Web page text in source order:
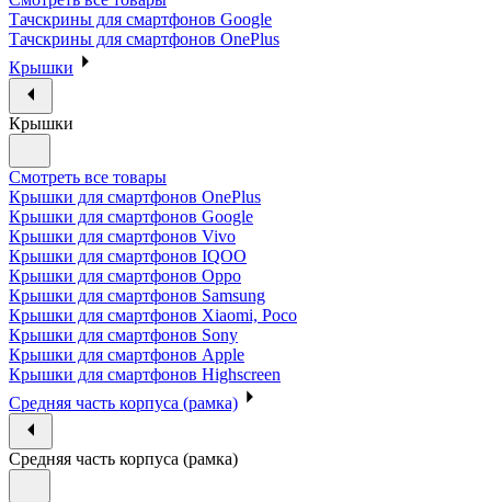
Тачскрины для смартфонов Google
Тачскрины для смартфонов OnePlus
Крышки
Крышки
Смотреть все товары
Крышки для смартфонов OnePlus
Крышки для смартфонов Google
Крышки для смартфонов Vivo
Крышки для смартфонов IQOO
Крышки для смартфонов Oppo
Крышки для смартфонов Samsung
Крышки для смартфонов Xiaomi, Poco
Крышки для смартфонов Sony
Крышки для смартфонов Apple
Крышки для смартфонов Highscreen
Средняя часть корпуса (рамка)
Средняя часть корпуса (рамка)